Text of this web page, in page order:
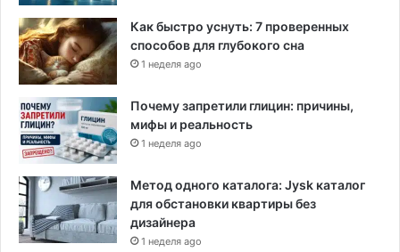
Как быстро уснуть: 7 проверенных
способов для глубокого сна
1 неделя ago
Почему запретили глицин: причины,
мифы и реальность
1 неделя ago
Метод одного каталога: Jysk каталог
для обстановки квартиры без
дизайнера
1 неделя ago